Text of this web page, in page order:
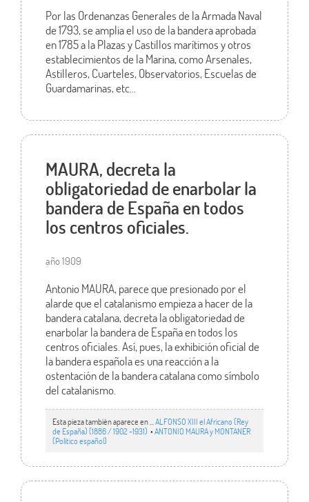
Por las Ordenanzas Generales de la Armada Naval
de 1793, se amplia el uso de la bandera aprobada
en 1785 a la Plazas y Castillos marítimos y otros
establecimientos de la Marina, como Arsenales,
Astilleros, Cuarteles, Observatorios, Escuelas de
Guardamarinas, etc…
MAURA, decreta la
obligatoriedad de enarbolar la
bandera de España en todos
los centros oficiales.
año 1909
Antonio MAURA, parece que presionado por el
alarde que el catalanismo empieza a hacer de la
bandera catalana, decreta la obligatoriedad de
enarbolar la bandera de España en todos los
centros oficiales. Así, pues, la exhibición oficial de
la bandera española es una reacción a la
ostentación de la bandera catalana como símbolo
del catalanismo.
Esta pieza también aparece en ... ALFONSO XIII el Africano (Rey
de España) (1886 / 1902 -1931) •ANTONIO MAURA y MONTANER
(Político español)